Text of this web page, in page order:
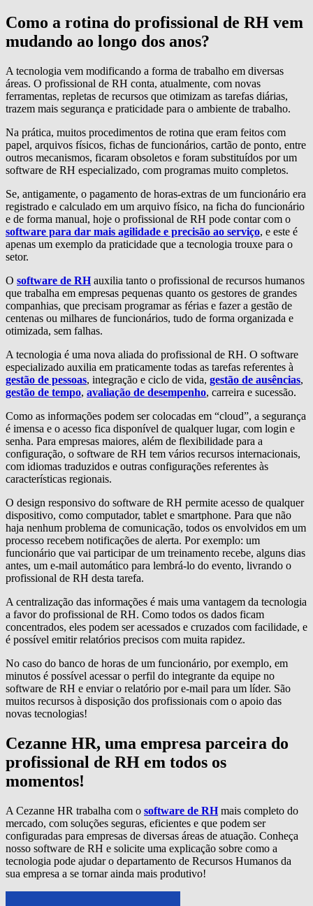
Como a rotina do profissional de RH vem
mudando ao longo dos anos?
A tecnologia vem modificando a forma de trabalho em diversas
áreas. O profissional de RH conta, atualmente, com novas
ferramentas, repletas de recursos que otimizam as tarefas diárias,
trazem mais segurança e praticidade para o ambiente de trabalho.
Na prática, muitos procedimentos de rotina que eram feitos com
papel, arquivos físicos, fichas de funcionários, cartão de ponto, entre
outros mecanismos, ficaram obsoletos e foram substituídos por um
software de RH especializado, com programas muito completos.
Se, antigamente, o pagamento de horas-extras de um funcionário era
registrado e calculado em um arquivo físico, na ficha do funcionário
e de forma manual, hoje o profissional de RH pode contar com o
software para dar mais agilidade e precisão ao serviço, e este é
apenas um exemplo da praticidade que a tecnologia trouxe para o
setor.
O software de RHauxilia tanto o profissional de recursos humanos
que trabalha em empresas pequenas quanto os gestores de grandes
companhias, que precisam programar as férias e fazer a gestão de
centenas ou milhares de funcionários, tudo de forma organizada e
otimizada, sem falhas.
A tecnologia é uma nova aliada do profissional de RH. O software
especializado auxilia em praticamente todas as tarefas referentes à
gestão de pessoas, integração e ciclo de vida, gestão de ausências,
gestão de tempo, avaliação de desempenho, carreira e sucessão.
Como as informações podem ser colocadas em “cloud”, a segurança
é imensa e o acesso fica disponível de qualquer lugar, com login e
senha. Para empresas maiores, além de flexibilidade para a
configuração, o software de RH tem vários recursos internacionais,
com idiomas traduzidos e outras configurações referentes às
características regionais.
O design responsivo do software de RH permite acesso de qualquer
dispositivo, como computador, tablet e smartphone. Para que não
haja nenhum problema de comunicação, todos os envolvidos em um
processo recebem notificações de alerta. Por exemplo: um
funcionário que vai participar de um treinamento recebe, alguns dias
antes, um e-mail automático para lembrá-lo do evento, livrando o
profissional de RH desta tarefa.
A centralização das informações é mais uma vantagem da tecnologia
a favor do profissional de RH. Como todos os dados ficam
concentrados, eles podem ser acessados e cruzados com facilidade, e
é possível emitir relatórios precisos com muita rapidez.
No caso do banco de horas de um funcionário, por exemplo, em
minutos é possível acessar o perfil do integrante da equipe no
software de RH e enviar o relatório por e-mail para um líder. São
muitos recursos à disposição dos profissionais com o apoio das
novas tecnologias!
Cezanne HR, uma empresa parceira do
profissional de RH em todos os
momentos!
A Cezanne HR trabalha com o software de RHmais completo do
mercado, com soluções seguras, eficientes e que podem ser
configuradas para empresas de diversas áreas de atuação. Conheça
nosso software de RH e solicite uma explicação sobre como a
tecnologia pode ajudar o departamento de Recursos Humanos da
sua empresa a se tornar ainda mais produtivo!